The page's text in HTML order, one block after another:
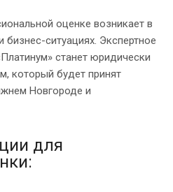
оценке возникает в
ситуациях. Экспертное
станет юридически
который будет принят
Новгороде и
для